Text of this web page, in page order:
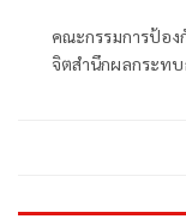
คณะกรรมการป้อ
จิตสำนึกผลกระท